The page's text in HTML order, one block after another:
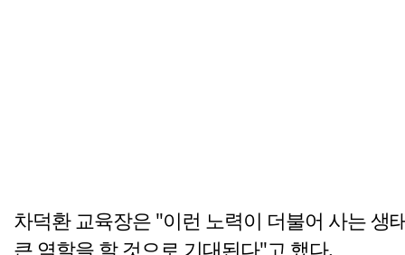
차덕환 교육장은 "이런 노력이 더불어 사는 생
큰 역할을 할 것으로 기대된다"고 했다.